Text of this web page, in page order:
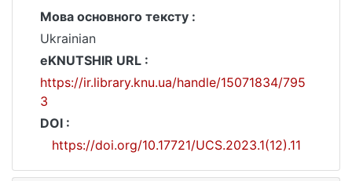
Мова основного тексту :
Ukrainian
eKNUTSHIR URL :
https://ir.library.knu.ua/handle/15071834/795
3
DOI :
https://doi.org/10.17721/UCS.2023.1(12).11